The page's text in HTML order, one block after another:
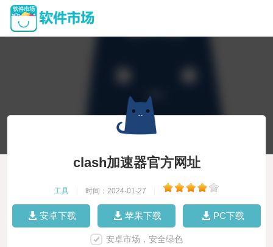
clash加速器官方网址
工具 时间：2024-01-27
安卓下载 苹果下载 PC下载
安卓市场，安全绿色